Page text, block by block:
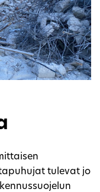
tulevat jo